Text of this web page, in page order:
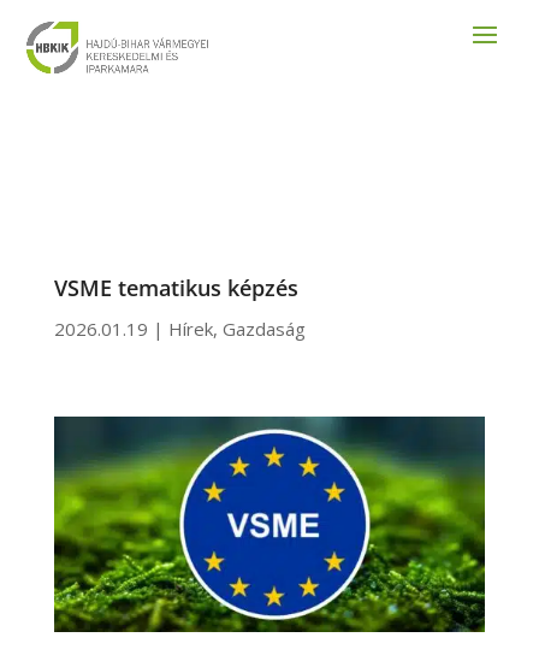
VSME tematikus képzés
2026.01.19 | Hírek, Gazdaság